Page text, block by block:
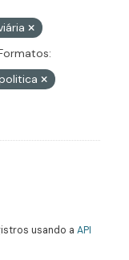
usando a API